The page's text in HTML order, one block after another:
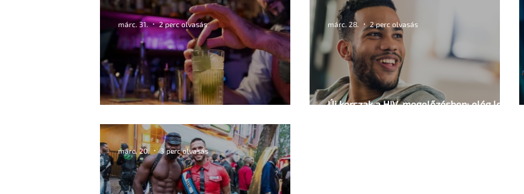
márc. 31. 2 perc olvasás
Új korszak a HIV-megelőzésben: elég lehet
márc. 28. 2 perc olvasás
márc. 20. 3 perc olvasás